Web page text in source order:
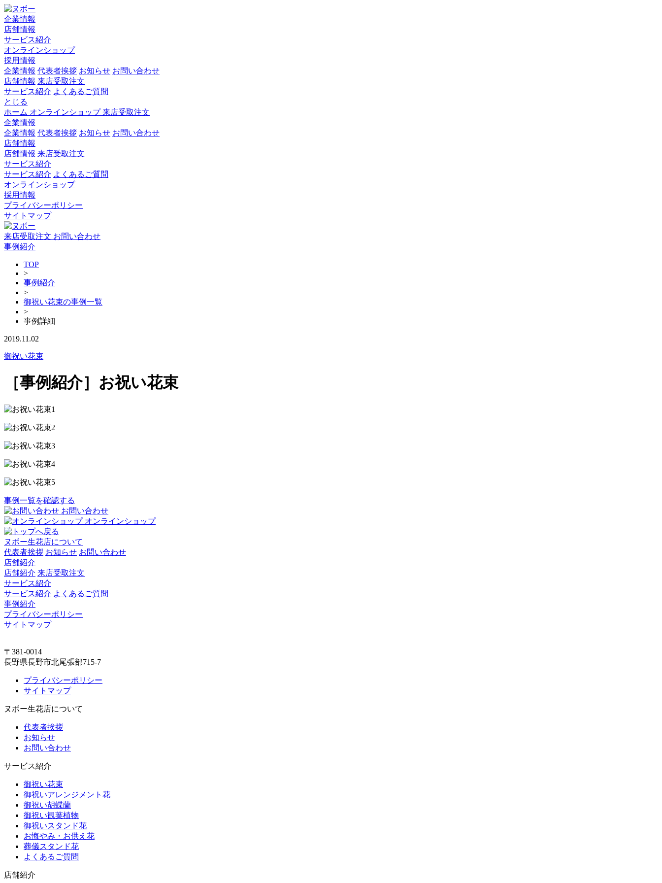
企業情報
店舗情報
サービス紹介
オンラインショップ
採用情報
企業情報 代表者挨拶 お知らせ お問い合わせ
店舗情報 来店受取注文
サービス紹介 よくあるご質問
とじる
ホーム オンラインショップ来店受取注文
企業情報
企業情報 代表者挨拶 お知らせ お問い合わせ
店舗情報
店舗情報 来店受取注文
サービス紹介
サービス紹介 よくあるご質問
オンラインショップ
採用情報
プライバシーポリシー
サイトマップ
来店受取注文 お問い合わせ
事例紹介
TOP
>
事例紹介
>
御祝い花束の事例一覧
>
事例詳細
2019.11.02
御祝い花束
［事例紹介］お祝い花束
事例一覧を確認する
お問い合わせ
オンラインショップ
ヌボー生花店について
代表者挨拶 お知らせ お問い合わせ
店舗紹介
店舗紹介 来店受取注文
サービス紹介
サービス紹介 よくあるご質問
事例紹介
プライバシーポリシー
サイトマップ
〒381-0014
長野県長野市北尾張部715-7
プライバシーポリシー
サイトマップ
ヌボー生花店について
代表者挨拶
お知らせ
お問い合わせ
サービス紹介
御祝い花束
御祝いアレンジメント花
御祝い胡蝶蘭
御祝い観葉植物
御祝いスタンド花
お悔やみ・お供え花
葬儀スタンド花
よくあるご質問
店舗紹介